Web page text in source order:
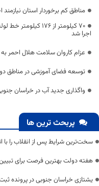
مناطق کم برخوردار استان
۷۰ کیلومتر از ۱۷۶
اجرا شد
عزام کاروان سلامت هلال احمر به ۴ نقطه محروم خراسان جنوبی
توسعه فضای آموزشی در مناطق
واگذاری جدید آب در خراسان
پربحث ترین ها
سخت‌ترین شرایط پس از انقلاب را
هفته دولت بهترین فرصت برای
یشتازی خراسان جنوبی در پرونده